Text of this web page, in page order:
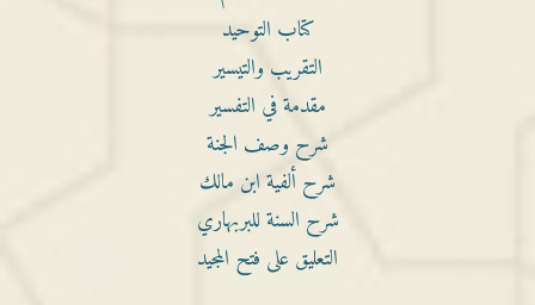
كتاب التوحيد
التقريب والتيسير
مقدمة في التفسير
شرح وصف الجنة
شرح ألفية ابن مالك
شرح السنة للبربهاري
التعليق على فتح المجيد